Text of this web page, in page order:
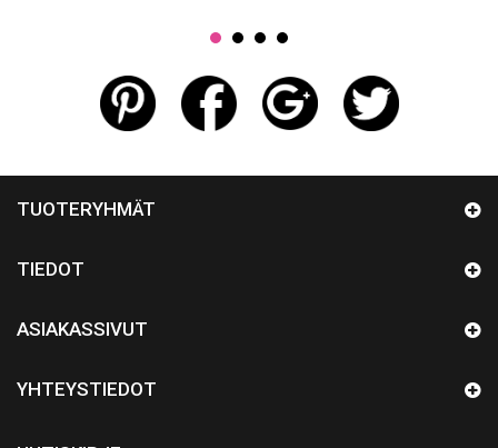
TUOTERYHMÄT
TIEDOT
ASIAKASSIVUT
YHTEYSTIEDOT